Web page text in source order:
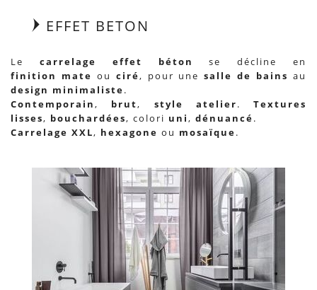
EFFET BETON
Le carrelage effet béton
se décline en
finition mate ou ciré, pour unesalle de bains au
design minimaliste.
Contemporain, brut, style atelier. Textures
lisses, bouchardées, colori uni, dénuancé.
Carrelage XXL, hexagone ou mosaïque.